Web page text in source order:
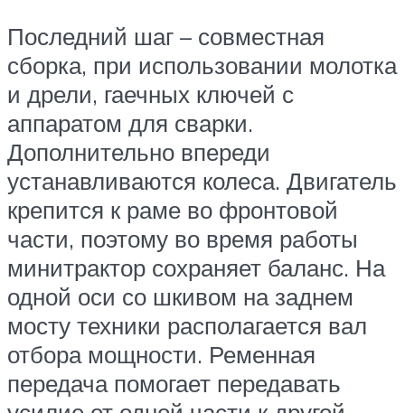
Последний шаг – совместная
сборка, при использовании молотка
и дрели, гаечных ключей с
аппаратом для сварки.
Дополнительно впереди
устанавливаются колеса. Двигатель
крепится к раме во фронтовой
части, поэтому во время работы
минитрактор сохраняет баланс. На
одной оси со шкивом на заднем
мосту техники располагается вал
отбора мощности. Ременная
передача помогает передавать